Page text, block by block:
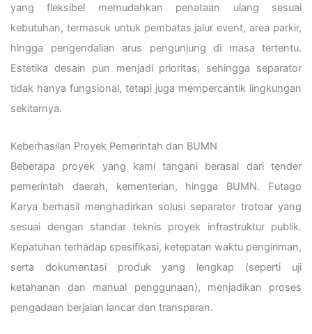
yang fleksibel memudahkan penataan ulang sesuai
kebutuhan, termasuk untuk pembatas jalur event, area parkir,
hingga pengendalian arus pengunjung di masa tertentu.
Estetika desain pun menjadi prioritas, sehingga separator
tidak hanya fungsional, tetapi juga mempercantik lingkungan
sekitarnya.
Keberhasilan Proyek Pemerintah dan BUMN
Beberapa proyek yang kami tangani berasal dari tender
pemerintah daerah, kementerian, hingga BUMN. Futago
Karya berhasil menghadirkan solusi separator trotoar yang
sesuai dengan standar teknis proyek infrastruktur publik.
Kepatuhan terhadap spesifikasi, ketepatan waktu pengiriman,
serta dokumentasi produk yang lengkap (seperti uji
ketahanan dan manual penggunaan), menjadikan proses
pengadaan berjalan lancar dan transparan.